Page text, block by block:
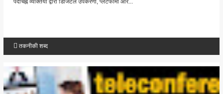
पदचिह्न व्यक्तियों द्वारा डिजिटल उपकरणों, प्लेटफार्मों और...
तकनीकी शब्द